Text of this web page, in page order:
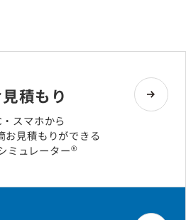
積もり
・スマホから
お見積もりができる
ミュレーター®